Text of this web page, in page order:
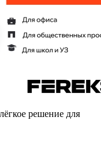
решение для